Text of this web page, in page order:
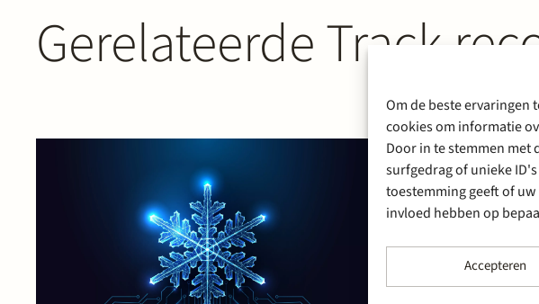
Om de beste ervaringen
cookies om informatie
Door in te stemmen met
surfgedrag of unieke
toestemming geeft of
invloed hebben op
Accepteren
Gerelateerde Track